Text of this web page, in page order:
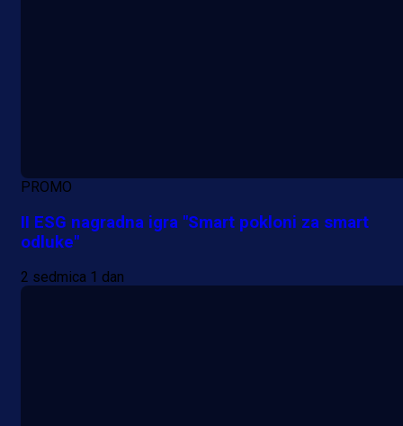
PROMO
II ESG nagradna igra "Smart pokloni za smart
odluke"
2 sedmica 1 dan